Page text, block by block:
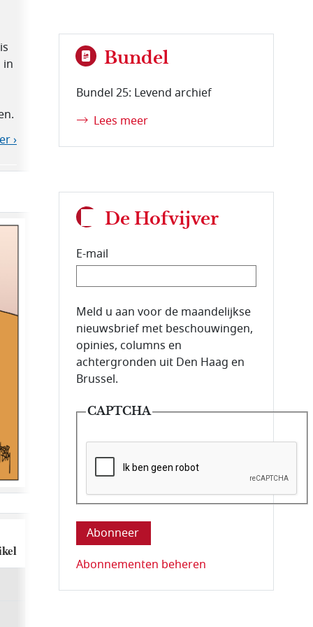
in
›
Bundel
Bundel 25: Levend archief
Lees meer
De Hofvijver
E-mail
E-mailadres van de abonnee.
Meld u aan voor de maandelijkse
nieuwsbrief met beschouwingen,
opinies, columns en
achtergronden uit Den Haag en
Brussel.
CAPTCHA
Deze vraag is om te controleren dat u
Abonnementen beheren